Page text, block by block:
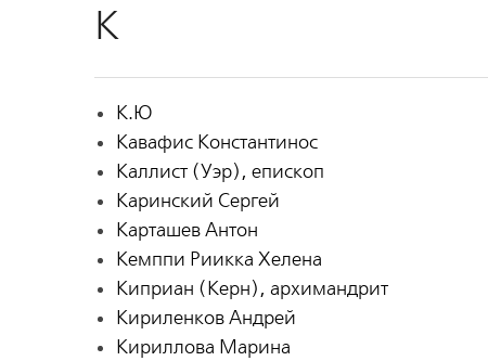
К
К.Ю
Кавафис Константинос
Каллист (Уэр), епископ
Каринский Сергей
Карташев Антон
Кемппи Риикка Хелена
Киприан (Керн), архимандрит
Кириленков Андрей
Кириллова Марина